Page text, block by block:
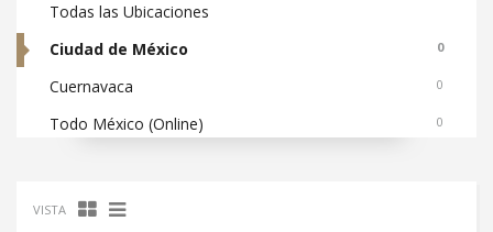
Todas las Ubicaciones
Ciudad de México
0
Cuernavaca 0
Todo México (Online) 0
VISTA